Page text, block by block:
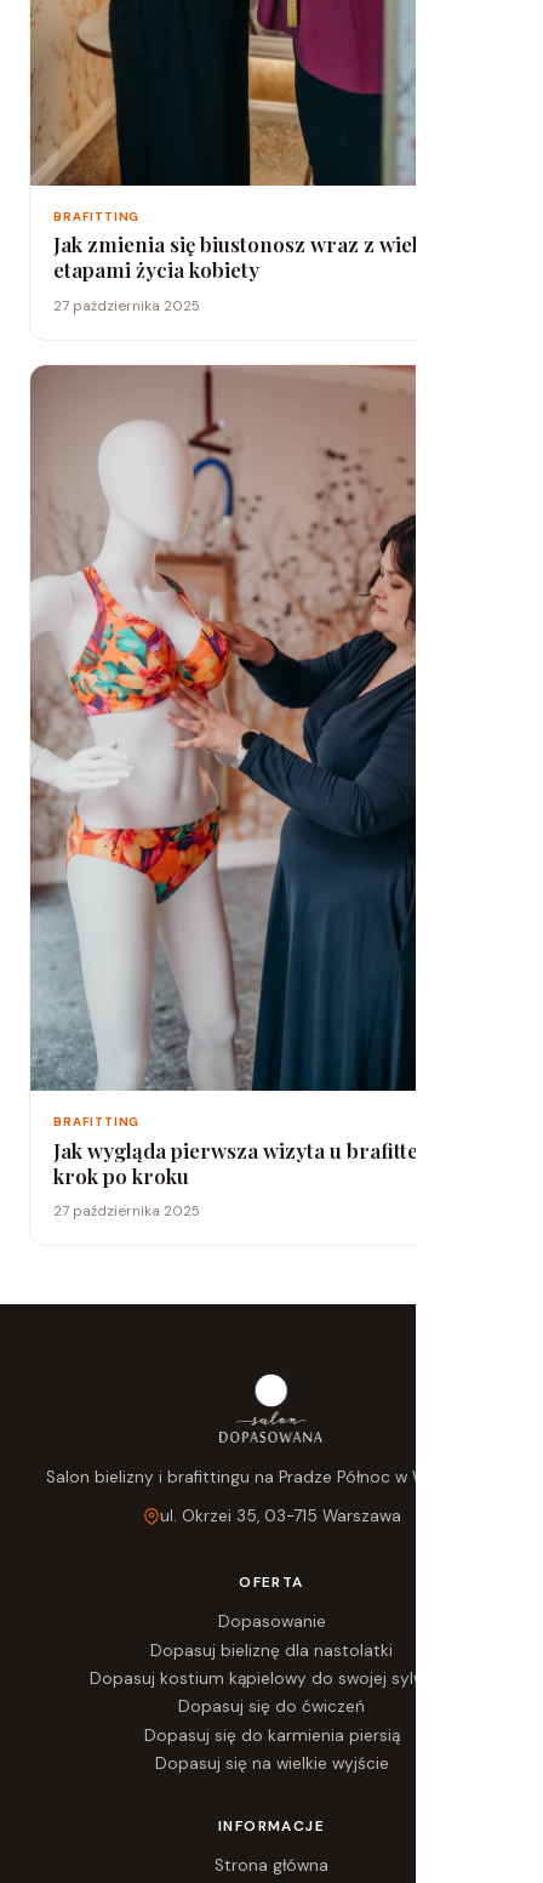
BRAFITTING
Jak zmienia się biustonosz wraz z wiekiem i
etapami życia kobiety
27 października 2025
BRAFITTING
Jak wygląda pierwsza wizyta u brafitterki –
krok po kroku
27 października 2025
Salon bielizny i brafittingu na Pradze Północ w Warszawie.
ul. Okrzei 35, 03-715 Warszawa
OFERTA
Dopasowanie
Dopasuj bieliznę dla nastolatki
Dopasuj kostium kąpielowy do swojej sylwetki
Dopasuj się do ćwiczeń
Dopasuj się do karmienia piersią
Dopasuj się na wielkie wyjście
INFORMACJE
Strona główna